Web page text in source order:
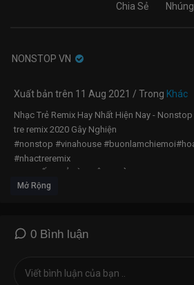
Chia Sẻ Nhúng
NONSTOP VN
Xuất bản trên 11 Aug 2021 / Trong Khác
Nhạc Trẻ Remix Hay Nhất Hiện Nay -
tre remix 2020 Gây Nghiện
#nonstop #vinahouse
#nhactreremix
LINK GỐC CHỈ LÀ KHÔNG CÙNG NHAU :
https://www.youtube.com/
LINK GỐC NHỚ NGƯỜI HAY NHỚ :
https://
https://www.youtube.com/
Mở Rộng
0 Bình luận